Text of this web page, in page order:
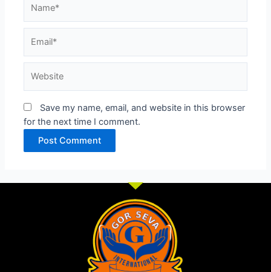
Save my name, email, and website in this browser
for the next time I comment.